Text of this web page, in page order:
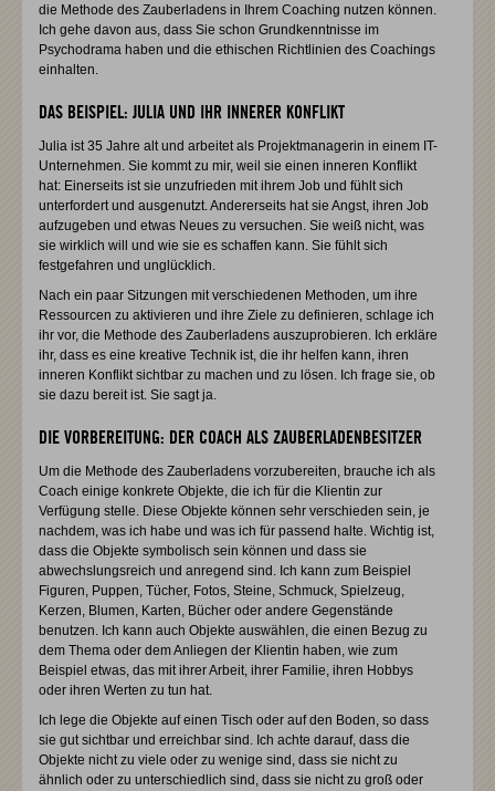
die Methode des Zauberladens in Ihrem Coaching nutzen können.
Ich gehe davon aus, dass Sie schon Grundkenntnisse im
Psychodrama haben und die ethischen Richtlinien des Coachings
einhalten.
DAS BEISPIEL: JULIA UND IHR INNERER KONFLIKT
Julia ist 35 Jahre alt und arbeitet als Projektmanagerin in einem IT-
Unternehmen. Sie kommt zu mir, weil sie einen inneren Konflikt
hat: Einerseits ist sie unzufrieden mit ihrem Job und fühlt sich
unterfordert und ausgenutzt. Andererseits hat sie Angst, ihren Job
aufzugeben und etwas Neues zu versuchen. Sie weiß nicht, was
sie wirklich will und wie sie es schaffen kann. Sie fühlt sich
festgefahren und unglücklich.
Nach ein paar Sitzungen mit verschiedenen Methoden, um ihre
Ressourcen zu aktivieren und ihre Ziele zu definieren, schlage ich
ihr vor, die Methode des Zauberladens auszuprobieren. Ich erkläre
ihr, dass es eine kreative Technik ist, die ihr helfen kann, ihren
inneren Konflikt sichtbar zu machen und zu lösen. Ich frage sie, ob
sie dazu bereit ist. Sie sagt ja.
DIE VORBEREITUNG: DER COACH ALS ZAUBERLADENBESITZER
Um die Methode des Zauberladens vorzubereiten, brauche ich als
Coach einige konkrete Objekte, die ich für die Klientin zur
Verfügung stelle. Diese Objekte können sehr verschieden sein, je
nachdem, was ich habe und was ich für passend halte. Wichtig ist,
dass die Objekte symbolisch sein können und dass sie
abwechslungsreich und anregend sind. Ich kann zum Beispiel
Figuren, Puppen, Tücher, Fotos, Steine, Schmuck, Spielzeug,
Kerzen, Blumen, Karten, Bücher oder andere Gegenstände
benutzen. Ich kann auch Objekte auswählen, die einen Bezug zu
dem Thema oder dem Anliegen der Klientin haben, wie zum
Beispiel etwas, das mit ihrer Arbeit, ihrer Familie, ihren Hobbys
oder ihren Werten zu tun hat.
Ich lege die Objekte auf einen Tisch oder auf den Boden, so dass
sie gut sichtbar und erreichbar sind. Ich achte darauf, dass die
Objekte nicht zu viele oder zu wenige sind, dass sie nicht zu
ähnlich oder zu unterschiedlich sind, dass sie nicht zu groß oder